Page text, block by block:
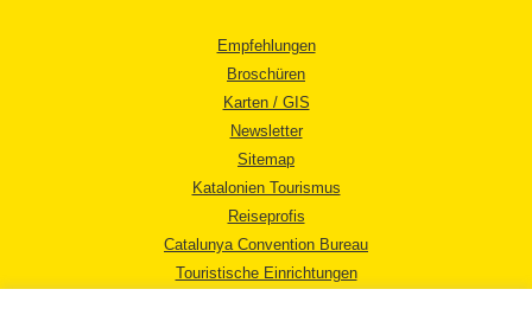
Empfehlungen
Broschüren
Karten / GIS
Newsletter
Sitemap
Katalonien Tourismus
Reiseprofis
Catalunya Convention Bureau
Touristische Einrichtungen